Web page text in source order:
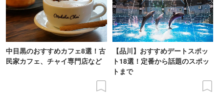
中目黒のおすすめカフェ8選！古
民家カフェ、チャイ専門店など
【品川】おすすめデートスポッ
ト18選！定番から話題のスポッ
トまで